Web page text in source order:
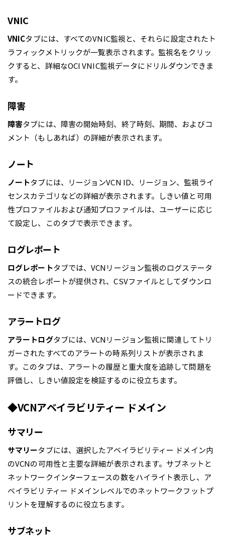
VNIC
VNICタブには、すべてのVNIC監視と、それらに設定されたト
ラフィックメトリックが一覧表示されます。監視名をクリッ
クすると、詳細なOCI VNIC監視データにドリルダウンできま
す。
障害
障害タブには、障害の開始時刻、終了時刻、期間、およびコ
メント（もしあれば）の詳細が表示されます。
ノート
ノートタブには、リージョンVCN ID、リージョン、監視ライ
センスカテゴリなどの詳細が表示されます。しきい値と可用
性プロファイルおよび通知プロファイルは、ユーザーに応じ
て設定し、このタブで表示できます。
ログレポート
ログレポートタブでは、VCNリージョン監視のログステータ
スの統合レポートが提供され、CSVファイルとしてダウンロ
ードできます。
アラートログ
アラートログタブには、VCNリージョン監視に関連してトリ
ガーされたすべてのアラートの時系列リストが表示されま
す。このタブは、アラートの履歴と重大度を追跡して問題を
評価し、しきい値設定を検証するのに役立ちます。
◆VCNアベイラビリティー ドメイン
サマリー
サマリータブには、選択したアベイラビリティー ドメイン内
のVCNの可用性と主要な詳細が表示されます。サブネットと
ネットワークインターフェースの数をハイライト表示し、ア
ベイラビリティー ドメインレベルでのネットワークフットプ
リントを理解するのに役立ちます。
サブネット